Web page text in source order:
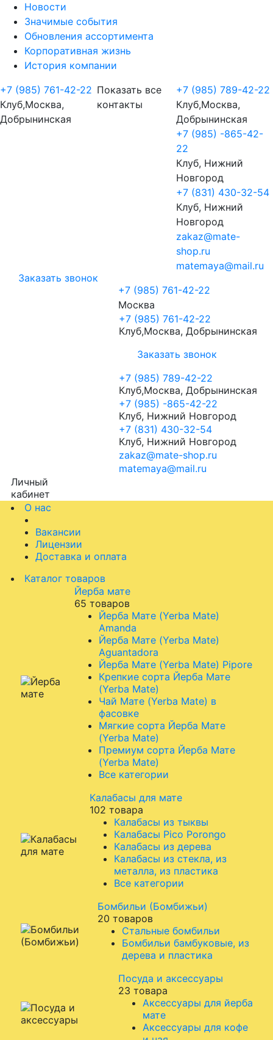
Новости
Значимые события
Обновления ассортимента
Корпоративная жизнь
История компании
+7 (985) 761-42-22
Клуб,Москва,
Добрынинская
Показать все
контакты
+7 (985) 789-42-22
Клуб,Москва,
Добрынинская
+7 (985) -865-42-
22
Клуб, Нижний
Новгород
+7 (831) 430-32-54
Клуб, Нижний
Новгород
zakaz@mate-
shop.ru
matemaya@mail.ru
Заказать звонок
+7 (985) 761-42-22
Москва
+7 (985) 761-42-22
Клуб,Москва, Добрынинская
Заказать звонок
+7 (985) 789-42-22
Клуб,Москва, Добрынинская
+7 (985) -865-42-22
Клуб, Нижний Новгород
+7 (831) 430-32-54
Клуб, Нижний Новгород
zakaz@mate-shop.ru
matemaya@mail.ru
Личный
кабинет
О нас
Вакансии
Лицензии
Доставка и оплата
Каталог товаров
Йерба мате
65 товаров
Йерба Мате (Yerba Mate)
Amanda
Йерба Мате (Yerba Mate)
Aguantadora
Йерба Мате (Yerba Mate) Pipore
Крепкие сорта Йерба Мате
(Yerba Mate)
Чай Мате (Yerba Mate) в
фасовке
Мягкие сорта Йерба Мате
(Yerba Mate)
Премиум сорта Йерба Мате
(Yerba Mate)
Все категории
Калабасы для мате
102 товара
Калабасы из тыквы
Калабасы Pico Porongo
Калабасы из дерева
Калабасы из стекла, из
металла, из пластика
Все категории
Бомбильи (Бомбижьи)
20 товаров
Стальные бомбильи
Бомбильи бамбуковые, из
дерева и пластика
Посуда и аксессуары
23 товара
Аксессуары для йерба
мате
Аксессуары для кофе